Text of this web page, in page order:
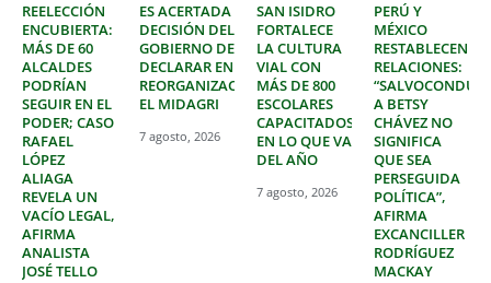
REELECCIÓN
ENCUBIERTA:
MÁS DE 60
ALCALDES
PODRÍAN
SEGUIR EN EL
PODER; CASO
RAFAEL
LÓPEZ
ALIAGA
REVELA UN
VACÍO LEGAL,
AFIRMA
ANALISTA
JOSÉ TELLO
ES ACERTADA
DECISIÓN DEL
GOBIERNO DE
DECLARAR EN
REORGANIZACIÓN
EL MIDAGRI
7 agosto, 2026
SAN ISIDRO
FORTALECE
LA CULTURA
VIAL CON
MÁS DE 800
ESCOLARES
CAPACITADOS
EN LO QUE VA
DEL AÑO
7 agosto, 2026
PERÚ Y
MÉXICO
RESTABLECEN
RELACIONES:
A BETSY
CHÁVEZ NO
SIGNIFICA
QUE SEA
PERSEGUIDA
POLÍTICA”,
AFIRMA
EXCANCILLER
RODRÍGUEZ
MACKAY